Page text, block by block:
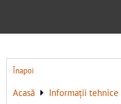
Înapoi
Acasă
Informații tehnice